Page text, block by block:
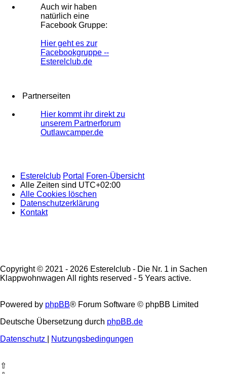
Auch wir haben
natürlich eine
Facebook Gruppe:
Hier geht es zur
Facebookgruppe --
Esterelclub.de
Partnerseiten
Hier kommt ihr direkt zu
unserem Partnerforum
Outlawcamper.de
Esterelclub Portal
Foren-Übersicht
Alle Zeiten sind UTC+02:00
Alle Cookies löschen
Datenschutzerklärung
Kontakt
Copyright © 2021 - 2026 Esterelclub - Die Nr. 1 in Sachen
Klappwohnwagen All rights reserved - 5 Years active.
Powered by phpBB® Forum Software © phpBB Limited
Deutsche Übersetzung durch phpBB.de
Datenschutz
Nutzungsbedingungen
⇧